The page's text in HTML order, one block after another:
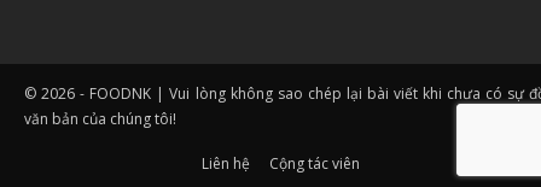
© 2026 - FOODNK | Vui lòng không sao chép lại bài viết khi chưa có sự
văn bản của chúng tôi!
Liên hệ Cộng tác viên